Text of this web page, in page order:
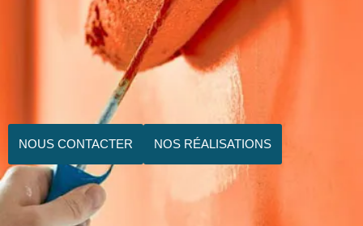
NOUS CONTACTER NOS RÉALISATIONS